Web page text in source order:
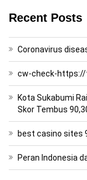
Recent Posts
Coronavirus
cw-check-
Kota Sukabumi
Skor Tembus
best casino sites
Peran Indonesia